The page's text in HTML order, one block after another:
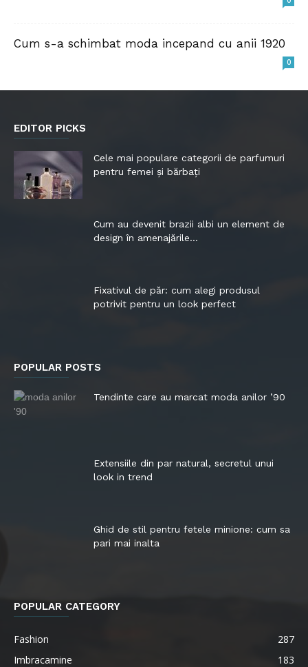
Cum s-a schimbat moda incepand cu anii 1920
0
EDITOR PICKS
Cele mai populare categorii de parfumuri
pentru femei și bărbați
Cum au devenit brazii albi un element de
design în amenajările...
Fixativul de păr: cum alegi produsul
potrivit pentru un look perfect
POPULAR POSTS
Tendinte care au marcat moda anilor ’90
Extensiile din par natural, secretul unui
look in trend
Ghid de stil pentru fetele minione: cum sa
pari mai inalta
POPULAR CATEGORY
Fashion
287
Imbracamine
183